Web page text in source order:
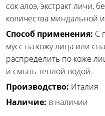
сок алоэ, экстракт
количества миндальной
Способ применения: С
мусс на кожу лица или
распределить по коже
и смыть теплой водой.
Производство: Италия
Наличие: в наличии